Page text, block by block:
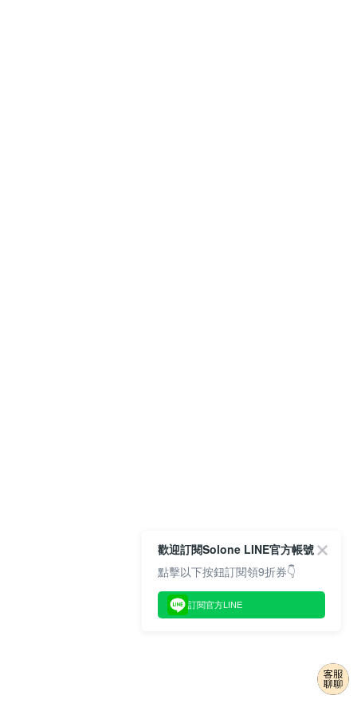
歡迎訂閱Solone LINE官方帳號
點擊以下按鈕訂閱領9折券👇
訂閱官方LINE